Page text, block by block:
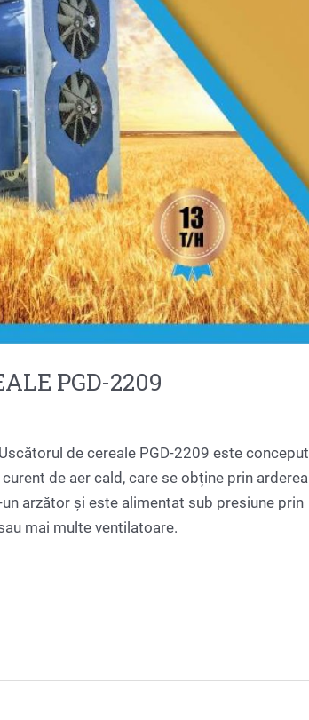
PGD-2209
Uscătorul de cereale PGD-2209 este conceput
de aer cald, care se obține prin arderea
arzător și este alimentat sub presiune prin
mai multe ventilatoare.